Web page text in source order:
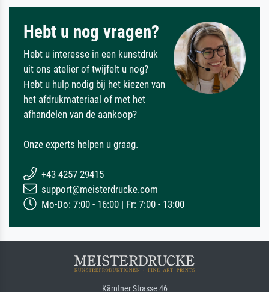
Hebt u nog vragen?
Hebt u interesse in een kunstdruk
uit ons atelier of twijfelt u nog?
Hebt u hulp nodig bij het kiezen van
het afdrukmateriaal of met het
afhandelen van de aankoop?
Onze experts helpen u graag.
+43 4257 29415
support@meisterdrucke.com
Mo-Do: 7:00 - 16:00 | Fr: 7:00 - 13:00
Kärntner Strasse 46